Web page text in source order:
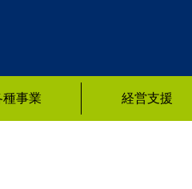
種事業 経営支援